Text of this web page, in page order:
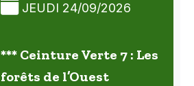
JEUDI 24/09/2026
*** Ceinture Verte 7 : Les
forêts de l’Ouest